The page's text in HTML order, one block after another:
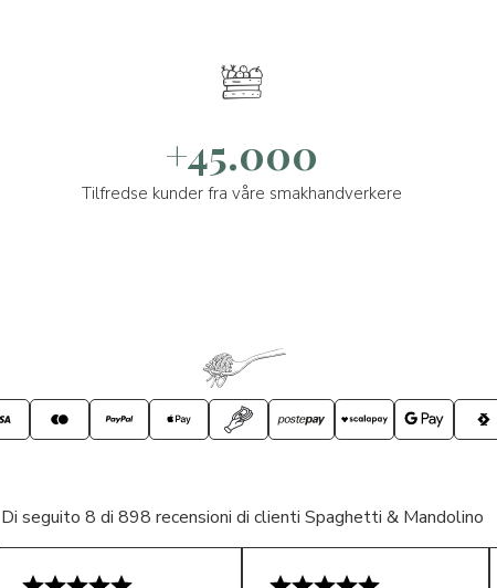
+45.000
Tilfredse kunder fra våre smakhandverkere
Di seguito 8 di 898 recensioni di clienti Spaghetti & Mandolino